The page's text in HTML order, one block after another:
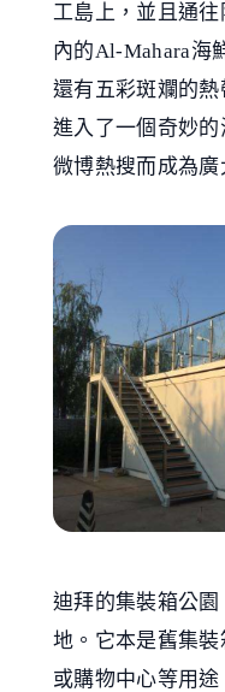
工島上，並且通
內的Al-Mahara海
還有五彩斑斕的
進入了一個奇妙
微博熱搜而成為廣
迪拜的集裝箱公
地。它本是舊集
或購物中心等用